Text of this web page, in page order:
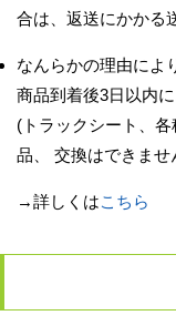
合は、返送にかかる
なんらかの理由によ
商品到着後3日以内に
(トラックシート、
品、 交換はできま
→詳しくはこちら